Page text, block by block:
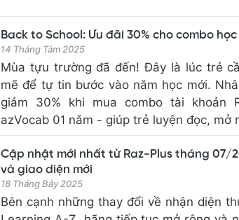
Back to School: Ưu đãi 30% cho combo
14 Tháng Tám 2025
Mùa tựu trường đã đến! Đây là lúc trẻ
mẽ để tự tin bước vào năm học mới.
giảm 30% khi mua combo tài khoản
azVocab 01 năm - giúp trẻ luyện đọc, mở
Cập nhật mới nhất từ Raz-Plus tháng 07/
và giao diện mới
18 Tháng Bảy 2025
Bên cạnh những thay đổi về nhận diện